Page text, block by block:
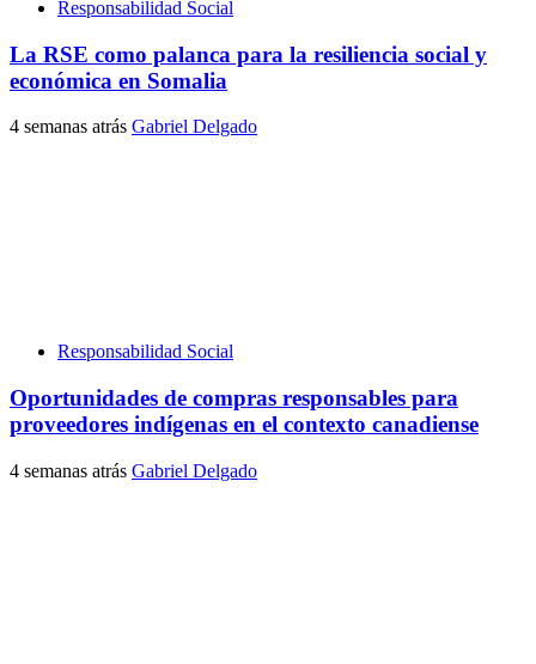
Responsabilidad Social
La RSE como palanca para la resiliencia social y
económica en Somalia
4 semanas atrás Gabriel Delgado
Responsabilidad Social
Oportunidades de compras responsables para
proveedores indígenas en el contexto canadiense
4 semanas atrás Gabriel Delgado